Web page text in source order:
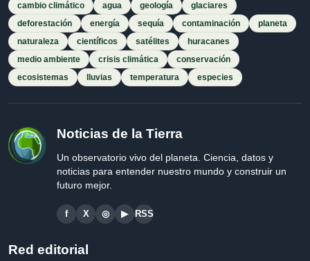
cambio climático
agua geología
glaciares
deforestación
energía sequía contaminación
planeta
naturaleza
científicos satélites
huracanes
medio ambiente
crisis climática
conservación
ecosistemas
lluvias temperatura especies
Noticias de la Tierra
Un observatorio vivo del planeta. Ciencia, datos y
noticias para entender nuestro mundo y construir un
futuro mejor.
f X ◎ ▶ RSS
Red editorial